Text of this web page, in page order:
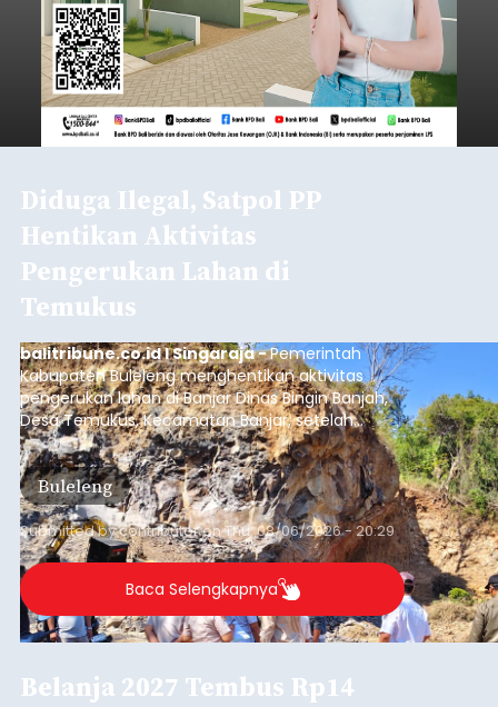
Belanja 2027 Tembus Rp14
Triliun, DPRD Badung Wanti-
wanti Pemerintah Kelola
Anggaran Secara Cermat
bersama Pemerintah Kabupaten Badung
menyepakati Nota Kesepakatan Kebijakan
Umum APBD (KUA) dan Prioritas Plafon Anggaran
Sementara (PPAS) Tahun Anggaran 2027 dalam
rapat paripurna yang digelar di Gedung DPRD
Badung, Kamis (6/8/2026).
Badung
Submitted bycontributoronThu, 08/06/2026 - 20:27
Baca Selengkapnya
Iklan